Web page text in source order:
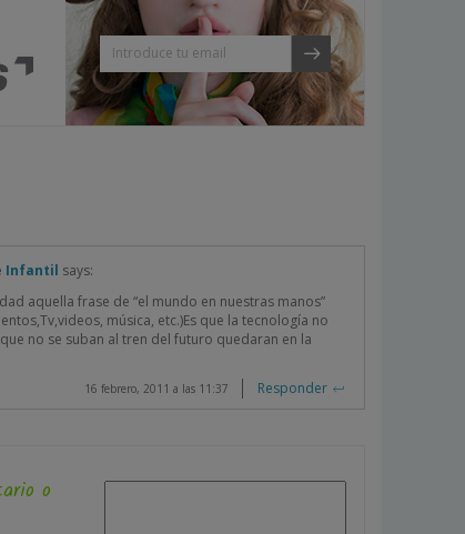
Infantil says:
16 febrero, 2011 a las 11:37
aquella frase de “el mundo en nuestras manos”
música, etc.)Es que la tecnología no
no se suban al tren del futuro quedaran en la
Responder
o